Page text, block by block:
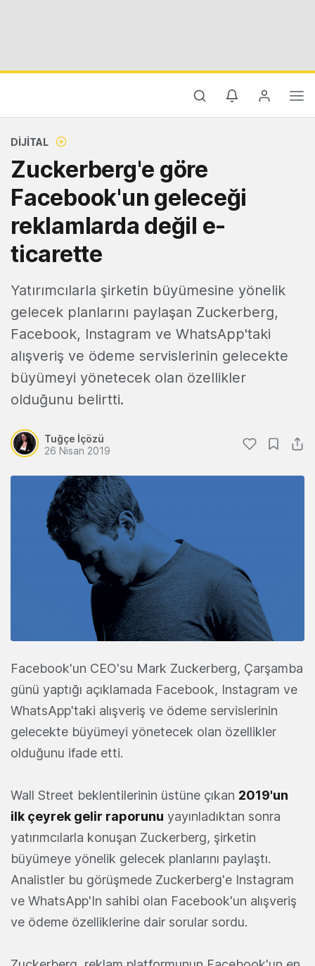
DIJITAL
Zuckerberg'e göre
Facebook'un geleceği
reklamlarda değil e-
ticarette
Yatırımcılarla şirketin büyümesine yönelik
gelecek planlarını paylaşan Zuckerberg,
Facebook, Instagram ve WhatsApp'taki
alışveriş ve ödeme servislerinin gelecekte
büyümeyi yönetecek olan özellikler
olduğunu belirtti.
Tuğçe İçözü
26 Nisan 2019
Facebook'un CEO'su Mark Zuckerberg, Çarşamba
günü yaptığı açıklamada Facebook, Instagram ve
WhatsApp'taki alışveriş ve ödeme servislerinin
gelecekte büyümeyi yönetecek olan özellikler
olduğunu ifade etti.
Wall Street beklentilerinin üstüne çıkan 2019'un
ilk çeyrek gelir raporunu yayınladıktan sonra
yatırımcılarla konuşan Zuckerberg, şirketin
büyümeye yönelik gelecek planlarını paylaştı.
Analistler bu görüşmede Zuckerberg'e Instagram
ve WhatsApp'In sahibi olan Facebook'un alışveriş
ve ödeme özelliklerine dair sorular sordu.